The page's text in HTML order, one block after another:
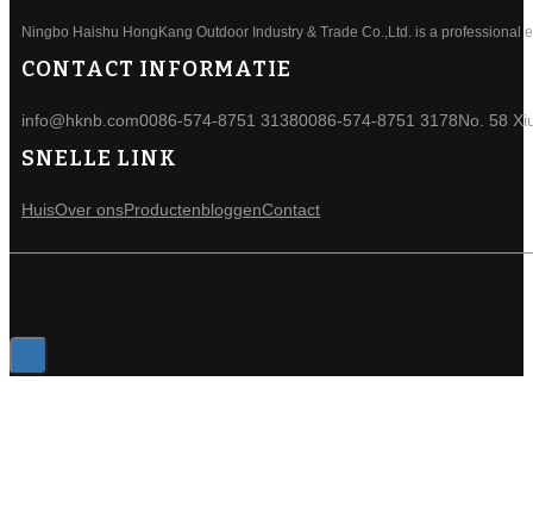
Ningbo Haishu HongKang Outdoor Industry & Trade Co.,Ltd. is a professional
CONTACT INFORMATIE
info@hknb.com0086-574-8751 31380086-574-8751 3178No. 58
SNELLE LINK
HuisOver onsProductenbloggenContact